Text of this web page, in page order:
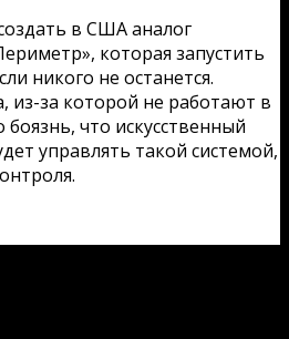
в США аналог
которая запустить
никого не останется.
из-за которой не работают в
что искусственный
управлять такой системой,